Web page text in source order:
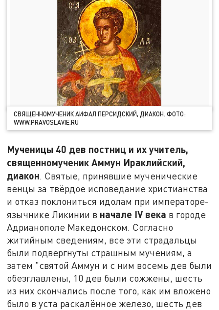
СВЯЩЕННОМУЧЕНИК АИФАЛ ПЕРСИДСКИЙ, ДИАКОН. ФОТО:
WWW.PRAVOSLAVIE.RU
Мученицы 40 дев постниц и их учитель,
священномученик Аммун Ираклийский,
диакон. Святые, принявшие мученические
венцы за твёрдое исповедание христианства
и отказ поклониться идолам при императоре-
язычнике Ликинии в начале IV века в городе
Адрианополе Македонском. Согласно
житийным сведениям, все эти страдальцы
были подвергнуты страшным мучениям, а
затем "святой Аммун и с ним восемь дев были
обезглавлены, 10 дев были сожжены, шесть
из них скончались после того, как им вложено
было в уста раскалённое железо, шесть дев